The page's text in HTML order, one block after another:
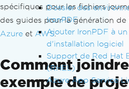
Dossier des
IronPDF
Ajouter IronPDF à
d'installation logiciel
Support de Red Hat
(RHEL)
Azure App Service
spécifiques pour les fichiers
des guides pour la génération de
Azure et AWS.
Comment
exemple de